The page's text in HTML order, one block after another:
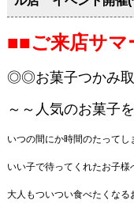
■■ご来店サマ
◎◎お菓子つかみ
～～人気のお菓子
いつの間にか時間のたって
いい子で待ってくれたお子
大人もついつい食べたくな